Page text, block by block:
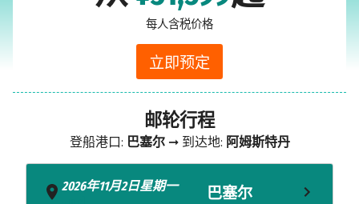
每人含税价格
立即预定
邮轮行程
登船港口: 巴塞尔➞ 到达地: 阿姆斯特丹
2026年11月2日星期一
巴塞尔